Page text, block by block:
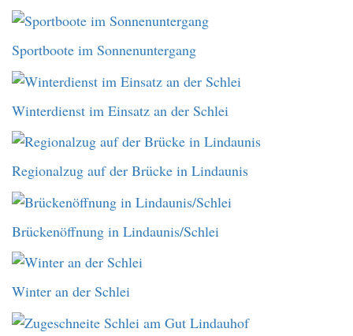
Sportboote im Sonnenuntergang
Winterdienst im Einsatz an der Schlei
Regionalzug auf der Brücke in Lindaunis
Brückenöffnung in Lindaunis/Schlei
Winter an der Schlei